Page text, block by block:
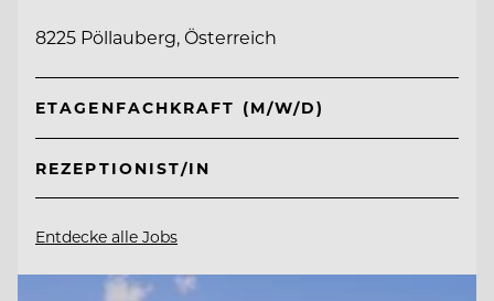
8225 Pöllauberg, Österreich
ETAGENFACHKRAFT (M/W/D)
REZEPTIONIST/IN
Entdecke alle Jobs